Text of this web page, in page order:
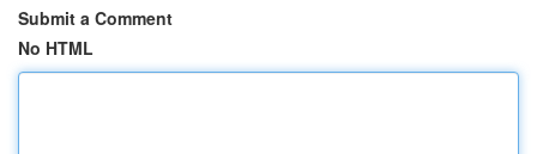
Submit a Comment
No HTML